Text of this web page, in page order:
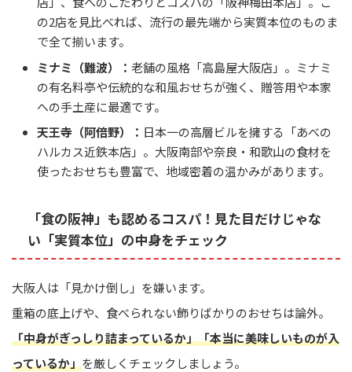
の2店を見比べれば、流行の最先端から実質本位のものま
で全て揃います。
ミナミ（難波）： 老舗の風格「高島屋大阪店」。ミナミ
の有名料亭や伝統的な和風おせちが強く、贈答用や本家
への手土産に最適です。
天王寺（阿倍野）： 日本一の高層ビルを擁する「あべの
ハルカス近鉄本店」。大阪南部や奈良・和歌山の食材を
使ったおせちも豊富で、地域密着の温かみがあります。
「食の阪神」も認めるコスパ！見た目だけじゃな
い「実質本位」の中身をチェック
大阪人は「見かけ倒し」を嫌います。
重箱の底上げや、食べられない飾りばかりのおせちは論外。
「中身がぎっしり詰まっているか」「本当に美味しいものが入
っているか」を厳しくチェックしましょう。